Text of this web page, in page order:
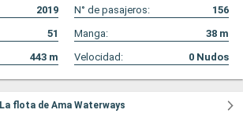
2019 N° de pasajeros:
156
51 Manga: 38 m
443 m Velocidad: 0 Nudos
La flota de Ama Waterways